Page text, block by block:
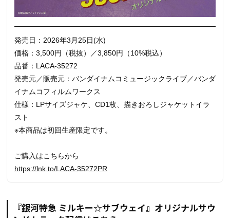
発売日：2026年3月25日(水)
価格：3,500円（税抜）／3,850円（10%税込）
品番：LACA-35272
発売元／販売元：バンダイナムコミュージックライブ／バンダ
イナムコフィルムワークス
仕様：LPサイズジャケ、CD1枚、描きおろしジャケットイラ
スト
※本商品は初回生産限定です。
ご購入はこちらから
https://lnk.to/LACA-35272PR
『銀河特急 ミルキー☆サブウェイ』オリジナルサウ